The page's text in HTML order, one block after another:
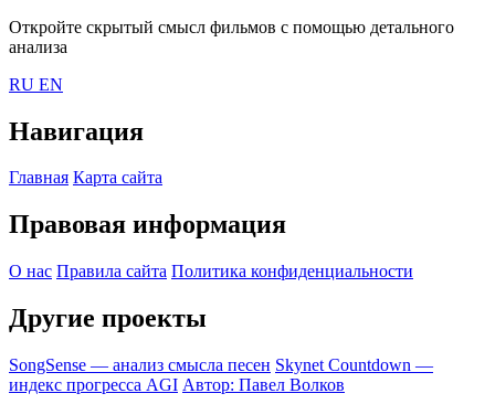
Откройте скрытый смысл фильмов с помощью детального
анализа
RU EN
Навигация
Главная Карта сайта
Правовая информация
О нас Правила сайта Политика конфиденциальности
Другие проекты
SongSense — анализ смысла песен Skynet Countdown —
индекс прогресса AGI Автор: Павел Волков